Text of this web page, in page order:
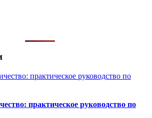
практическое руководство по